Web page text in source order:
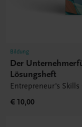
Bildung
Der
Lösungsheft
Entrepreneur's Skills
€ 10,00